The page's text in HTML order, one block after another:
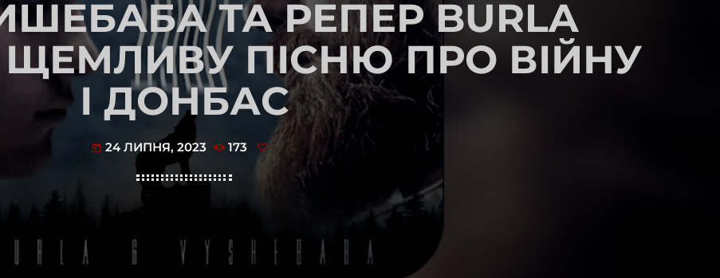
ТА РЕПЕР BURLA
ПІСНЮ ПРО ВІЙНУ
І ДОНБАС
today 24 ЛИПНЯ, 2023 173